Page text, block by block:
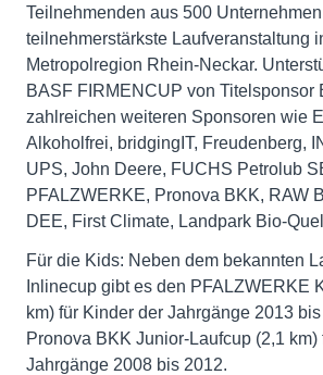
Teilnehmenden aus 500
teilnehmerstärkste Laufveranstaltung
Metropolregion Rhein-Neckar.
BASF FIRMENCUP von Titelsponsor
zahlreichen weiteren Sponsoren wie
Alkoholfrei, bridgingIT, Freudenberg,
UPS, John Deere, FUCHS Petrolub
PFALZWERKE, Pronova BKK, RAW
DEE, First Climate, Landpark Bio-
Für die Kids: Neben dem bekannten
Inlinecup gibt es den PFALZWERKE
km) für Kinder der Jahrgänge 2013
Pronova BKK Junior-Laufcup (2,1 km)
Jahrgänge 2008 bis 2012.